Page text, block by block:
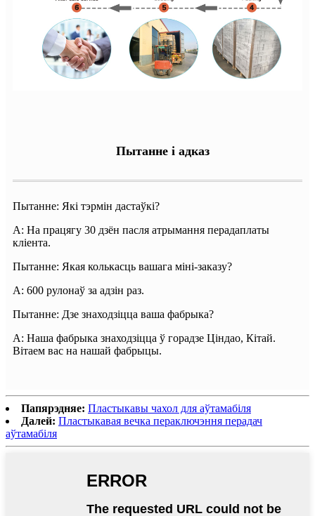
Пытанне і адказ
Пытанне: Які тэрмін дастаўкі?
A: На працягу 30 дзён пасля атрымання перадаплаты
кліента.
Пытанне: Якая колькасць вашага міні-заказу?
A: 600 рулонаў за адзін раз.
Пытанне: Дзе знаходзіцца ваша фабрыка?
A: Наша фабрыка знаходзіцца ў горадзе Ціндао, Кітай.
Вітаем вас на нашай фабрыцы.
Папярэдняе: Пластыкавы чахол для аўтамабіля
Далей: Пластыкавая вечка пераключэння перадач
аўтамабіля